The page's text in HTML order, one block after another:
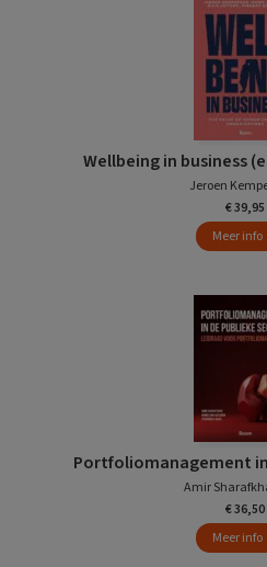
Wellbeing in business
Jeroen
€ 39,95
Meer info
Portfoliomanagement
Amir
€ 36,50
Meer info